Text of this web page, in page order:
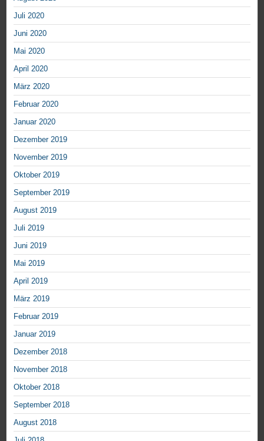
Juli 2020
Juni 2020
Mai 2020
April 2020
März 2020
Februar 2020
Januar 2020
Dezember 2019
November 2019
Oktober 2019
September 2019
August 2019
Juli 2019
Juni 2019
Mai 2019
April 2019
März 2019
Februar 2019
Januar 2019
Dezember 2018
November 2018
Oktober 2018
September 2018
August 2018